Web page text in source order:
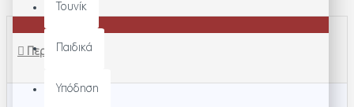
Τουνίκ
Παιδικά
Υπόδηση
Περιγραφή